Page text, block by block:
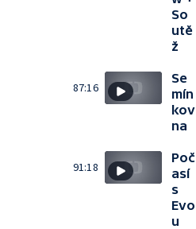
So
utě
ž
87:16
Se
mín
kov
na
91:18
Poč
así
s
Evo
u